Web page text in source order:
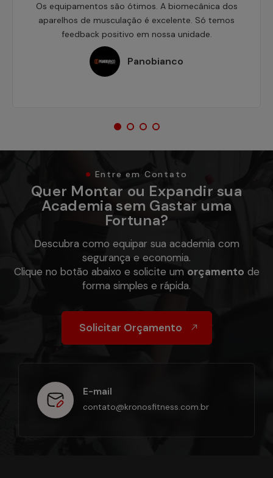
Os equipamentos são ótimos. A biomecânica dos
aparelhos de musculação é excelente. Só temos
feedback positivo em nossa unidade.
Panobianco
1 2 3 4
Entre em Contato
Quer Montar ou Expandir sua
Academia sem Gastar uma
Fortuna?
Descubra como equipar sua academia com
segurança e economia.
Clique no botão abaixo e solicite um orçamento de
forma simples e rápida.
Solicitar Orçamento
E-mail
contato@kronosfitness.com.br